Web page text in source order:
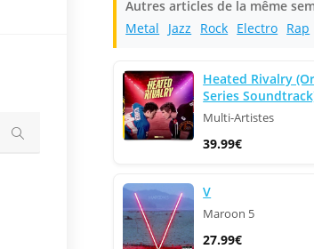
la
Autres articles de la même
Metal
Jazz Rock Electro Rap
Heated Rivalry
Series
Multi-Artistes
39.99€
V
Maroon 5
27.99€